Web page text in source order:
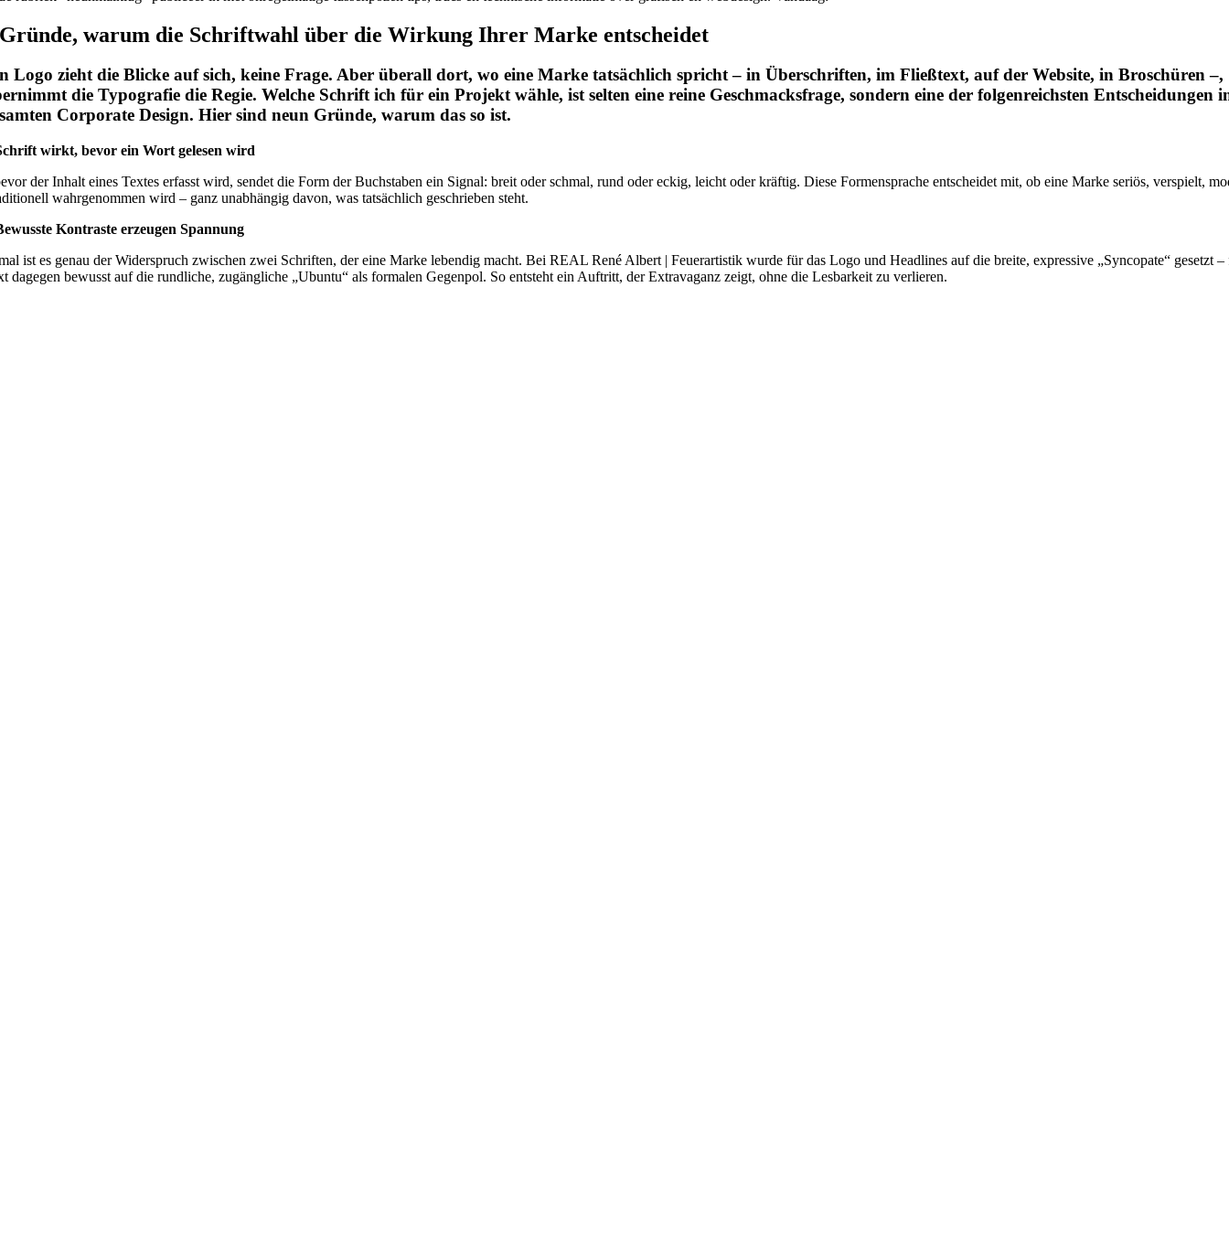
warum die Schriftwahl über die Wirkung Ihrer Marke entscheidet
Logo zieht die Blicke auf sich, keine Frage. Aber überall dort, wo eine Marke tatsächlich spricht – in Überschriften, im Fließtext, auf der Website, in Broschüren –,
die Typografie die Regie. Welche Schrift ich für ein Projekt wähle, ist selten eine reine Geschmacksfrage, sondern eine der folgenreichsten Entscheidungen
Corporate Design. Hier sind neun Gründe, warum das so ist.
wirkt, bevor ein Wort gelesen wird
der Inhalt eines Textes erfasst wird, sendet die Form der Buchstaben ein Signal: breit oder schmal, rund oder eckig, leicht oder kräftig. Diese Formensprache entscheidet mit, ob eine Marke seriös, verspielt,
wahrgenommen wird – ganz unabhängig davon, was tatsächlich geschrieben steht.
Kontraste erzeugen Spannung
ist es genau der Widerspruch zwischen zwei Schriften, der eine Marke lebendig macht. Bei REAL René Albert | Feuerartistik wurde für das Logo und Headlines auf die breite, expressive „Syncopate“ gesetzt –
dagegen bewusst auf die rundliche, zugängliche „Ubuntu“ als formalen Gegenpol. So entsteht ein Auftritt, der Extravaganz zeigt, ohne die Lesbarkeit zu verlieren.